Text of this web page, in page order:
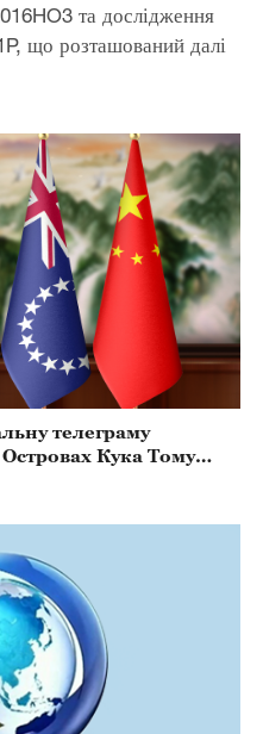
та дослідження
що розташований далі
телеграму
Кука Тому